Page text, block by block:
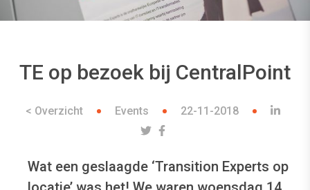
TE op bezoek bij CentralPoint
< Overzicht Events 22-11-2018
Wat een geslaagde ‘Transition Experts op